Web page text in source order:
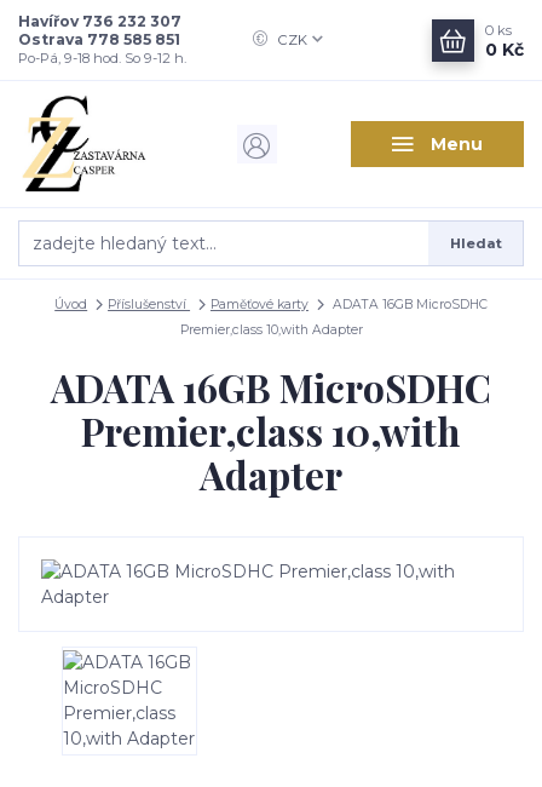
Menu
CZK
Hledat
Havířov 736 232 307
Ostrava 778 585 851
Po-Pá, 9-18 hod. So 9-12 h.
0 ks
0 Kč
Úvod Příslušenství Paměťové karty
ADATA 16GB MicroSDHC
Premier,class 10,with Adapter
ADATA 16GB MicroSDHC
Premier,class 10,with
Adapter